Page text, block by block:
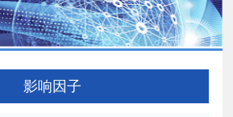
影响因子